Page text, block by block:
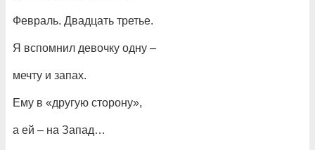
Февраль. Двадцать третье.
Я вспомнил девочку одну –
мечту и запах.
Ему в «другую сторону»,
а ей – на Запад…